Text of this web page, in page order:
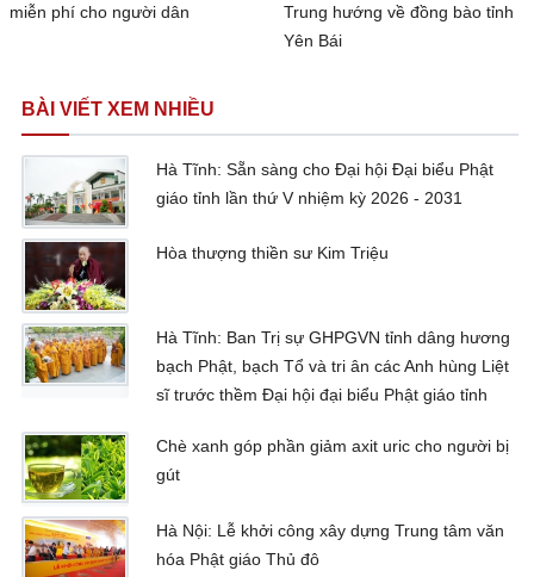
miễn phí cho người dân
Trung hướng về đồng bào tỉnh
Yên Bái
BÀI VIẾT XEM NHIỀU
Hà Tĩnh: Sẵn sàng cho Đại hội Đại biểu Phật
giáo tỉnh lần thứ V nhiệm kỳ 2026 - 2031
Hòa thượng thiền sư Kim Triệu
Hà Tĩnh: Ban Trị sự GHPGVN tỉnh dâng hương
bạch Phật, bạch Tổ và tri ân các Anh hùng Liệt
sĩ trước thềm Đại hội đại biểu Phật giáo tỉnh
Chè xanh góp phần giảm axit uric cho người bị
gút
Hà Nội: Lễ khởi công xây dựng Trung tâm văn
hóa Phật giáo Thủ đô